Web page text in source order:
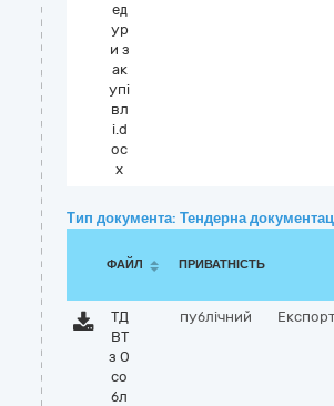
ед
ур
и з
ак
упі
вл
і.d
oc
x
Тип документа: Тендерна
ФАЙЛ ПРИВАТНІСТЬ
ТД
ВТ
з О
со
бл
публічний